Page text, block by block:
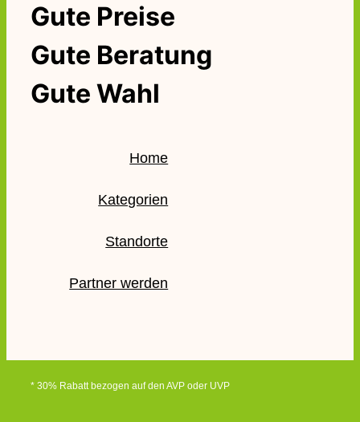
Gute Preise
Gute Beratung
Gute Wahl
Home
Kategorien
Standorte
Partner werden
* 30% Rabatt bezogen auf den AVP oder UVP